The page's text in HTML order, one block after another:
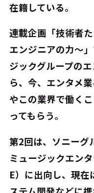
在籍している。
連載企画「技術者
エンジニアの力～
ジックグループの
ら、今、エンタメ
やこの業界で働く
ってもらう。
第2回は、ソニーグ
ミュージックエン
E）に出向し、現在